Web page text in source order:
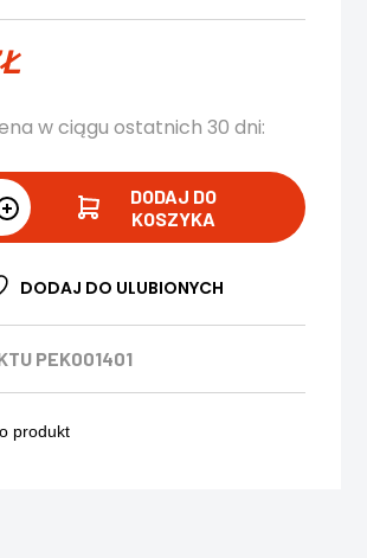
w ciągu ostatnich 30 dni:
DODAJ DO
KOSZYKA
DODAJ DO ULUBIONYCH
PEK001401
produkt